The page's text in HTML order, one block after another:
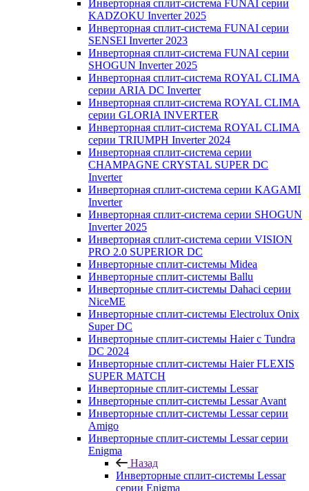
Инверторная сплит-система FUNAI серии
KADZOKU Inverter 2025
Инверторная сплит-система FUNAI серии
SENSEI Inverter 2023
Инверторная сплит-система FUNAI серии
SHOGUN Inverter 2025
Инверторная сплит-система ROYAL CLIMA
серии ARIA DC Inverter
Инверторная сплит-система ROYAL CLIMA
серии GLORIA INVERTER
Инверторная сплит-система ROYAL CLIMA
серии TRIUMPH Inverter 2024
Инверторная сплит-система серии
CHAMPAGNE CRYSTAL SUPER DC
Inverter
Инверторная сплит-система серии KAGAMI
Inverter
Инверторная сплит-система серии SHOGUN
Inverter 2025
Инверторная сплит-система серии VISION
PRO 2.0 SUPERIOR DC
Инверторные сплит-системы Midea
Инверторные сплит-системы Ballu
Инверторные сплит-системы Dahaci серии
NiceME
Инверторные сплит-системы Electrolux Onix
Super DC
Инверторные сплит-системы Haier c Tundra
DC 2024
Инверторные сплит-системы Haier FLEXIS
SUPER MATCH
Инверторные сплит-системы Lessar
Инверторные сплит-системы Lessar Avant
Инверторные сплит-системы Lessar серии
Amigo
Инверторные сплит-системы Lessar серии
Enigma
Назад
Инверторные сплит-системы Lessar
серии Enigma